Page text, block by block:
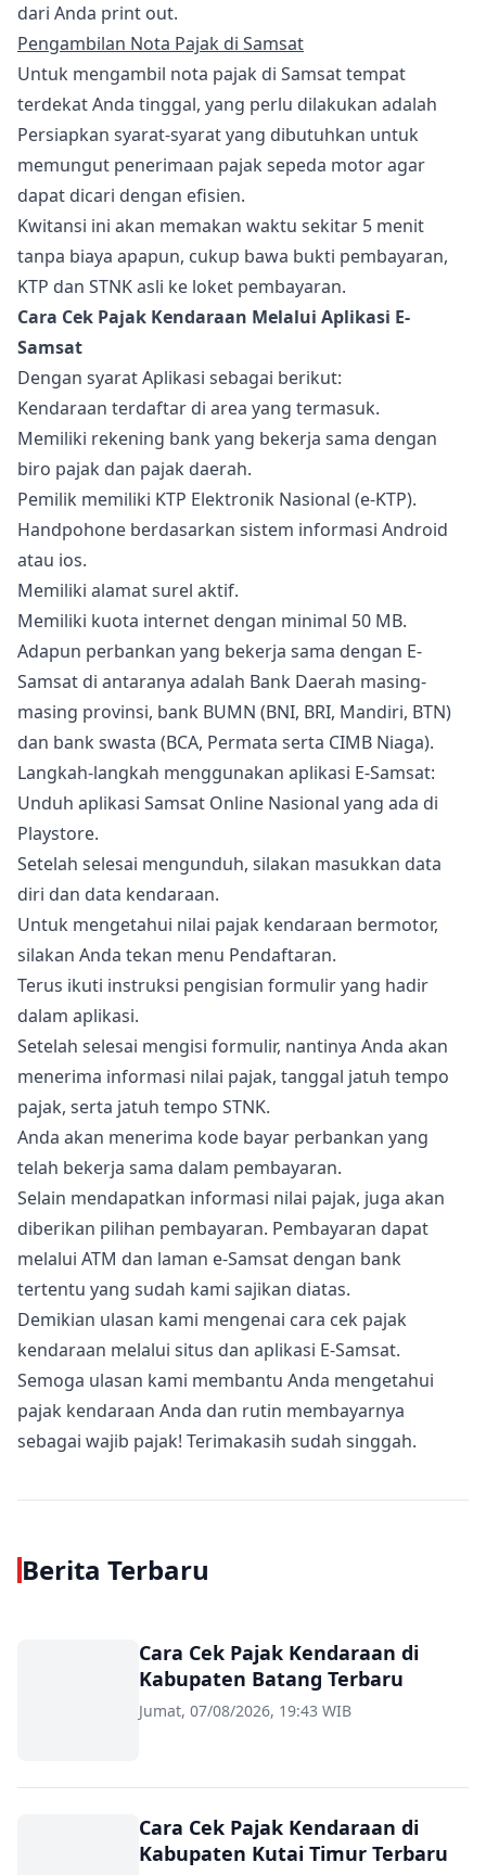
dari Anda print out.
Pengambilan Nota Pajak di Samsat
Untuk mengambil nota pajak di Samsat tempat
terdekat Anda tinggal, yang perlu dilakukan adalah
Persiapkan syarat-syarat yang dibutuhkan untuk
memungut penerimaan pajak sepeda motor agar
dapat dicari dengan efisien.
Kwitansi ini akan memakan waktu sekitar 5 menit
tanpa biaya apapun, cukup bawa bukti pembayaran,
KTP dan STNK asli ke loket pembayaran.
Cara Cek Pajak Kendaraan Melalui Aplikasi E-
Samsat
Dengan syarat Aplikasi sebagai berikut:
Kendaraan terdaftar di area yang termasuk.
Memiliki rekening bank yang bekerja sama dengan
biro pajak dan pajak daerah.
Pemilik memiliki KTP Elektronik Nasional (e-KTP).
Handpohone berdasarkan sistem informasi Android
atau ios.
Memiliki alamat surel aktif.
Memiliki kuota internet dengan minimal 50 MB.
Adapun perbankan yang bekerja sama dengan E-
Samsat di antaranya adalah Bank Daerah masing-
masing provinsi, bank BUMN (BNI, BRI, Mandiri, BTN)
dan bank swasta (BCA, Permata serta CIMB Niaga).
Langkah-langkah menggunakan aplikasi E-Samsat:
Unduh aplikasi Samsat Online Nasional yang ada di
Playstore.
Setelah selesai mengunduh, silakan masukkan data
diri dan data kendaraan.
Untuk mengetahui nilai pajak kendaraan bermotor,
silakan Anda tekan menu Pendaftaran.
Terus ikuti instruksi pengisian formulir yang hadir
dalam aplikasi.
Setelah selesai mengisi formulir, nantinya Anda akan
menerima informasi nilai pajak, tanggal jatuh tempo
pajak, serta jatuh tempo STNK.
Anda akan menerima kode bayar perbankan yang
telah bekerja sama dalam pembayaran.
Selain mendapatkan informasi nilai pajak, juga akan
diberikan pilihan pembayaran. Pembayaran dapat
melalui ATM dan laman e-Samsat dengan bank
tertentu yang sudah kami sajikan diatas.
Demikian ulasan kami mengenai cara cek pajak
kendaraan melalui situs dan aplikasi E-Samsat.
Semoga ulasan kami membantu Anda mengetahui
pajak kendaraan Anda dan rutin membayarnya
sebagai wajib pajak! Terimakasih sudah singgah.
Berita Terbaru
Cara Cek Pajak Kendaraan di
Kabupaten Batang Terbaru
Jumat, 07/08/2026, 19:43 WIB
Cara Cek Pajak Kendaraan di
Kabupaten Kutai Timur Terbaru